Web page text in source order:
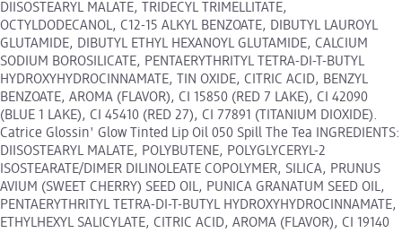
DIISOSTEARYL MALATE, TRIDECYL TRIMELLITATE,
OCTYLDODECANOL, C12-15 ALKYL BENZOATE, DIBUTYL LAUROYL
GLUTAMIDE, DIBUTYL ETHYL HEXANOYL GLUTAMIDE, CALCIUM
SODIUM BOROSILICATE, PENTAERYTHRITYL TETRA-DI-T-BUTYL
HYDROXYHYDROCINNAMATE, TIN OXIDE, CITRIC ACID, BENZYL
BENZOATE, AROMA (FLAVOR), CI 15850 (RED 7 LAKE), CI 42090
(BLUE 1 LAKE), CI 45410 (RED 27), CI 77891 (TITANIUM DIOXIDE).
Catrice Glossin' Glow Tinted Lip Oil 050 Spill The Tea INGREDIENTS:
DIISOSTEARYL MALATE, POLYBUTENE, POLYGLYCERYL-2
ISOSTEARATE/DIMER DILINOLEATE COPOLYMER, SILICA, PRUNUS
AVIUM (SWEET CHERRY) SEED OIL, PUNICA GRANATUM SEED OIL,
PENTAERYTHRITYL TETRA-DI-T-BUTYL HYDROXYHYDROCINNAMATE,
ETHYLHEXYL SALICYLATE, CITRIC ACID, AROMA (FLAVOR), CI 19140